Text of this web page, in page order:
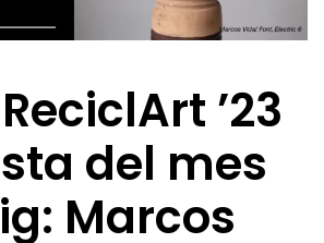
’23
del mes
Marcos